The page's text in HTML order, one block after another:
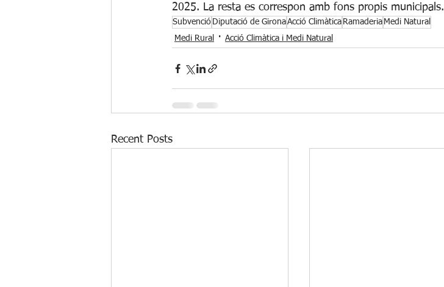
2025. La resta es correspon amb fons propis municipals.
Subvenció Diputació de GironaAcció Climàtica Ramaderia Medi Natural
Medi Rural
Acció Climàtica i Medi Natural
Recent Posts